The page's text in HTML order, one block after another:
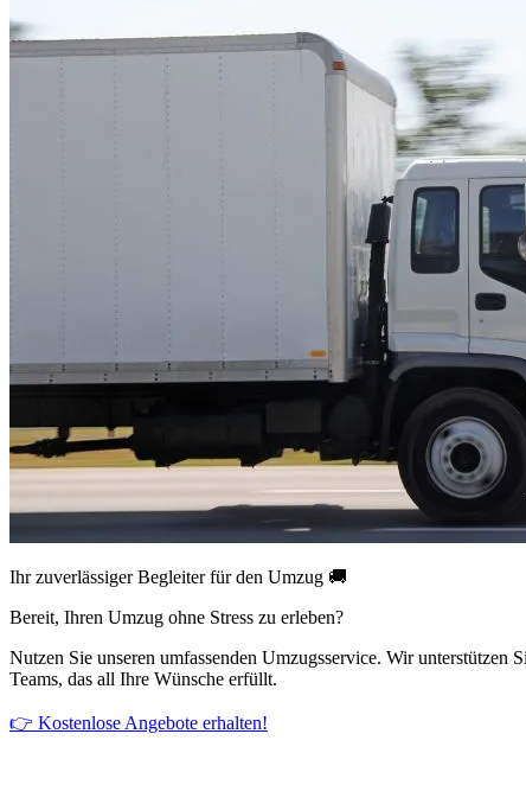
Ihr zuverlässiger Begleiter für den Umzug 🚚
Bereit, Ihren Umzug ohne Stress zu erleben?
Nutzen Sie unseren umfassenden Umzugsservice. Wir
Teams, das all Ihre Wünsche erfüllt.
👉 Kostenlose Angebote erhalten!